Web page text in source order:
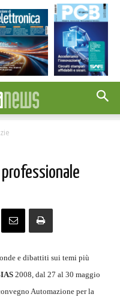
e dibattiti sui temi più
2008, dal 27 al 30 maggio
Automazione per la